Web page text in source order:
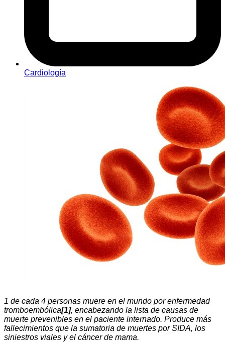
Cardiología
1 de cada 4 personas muere en el mundo por enfermedad
tromboembólica[1], encabezando la lista de causas de
muerte prevenibles en el paciente internado. Produce más
fallecimientos que la sumatoria de muertes por SIDA, los
siniestros viales y el cáncer de mama.